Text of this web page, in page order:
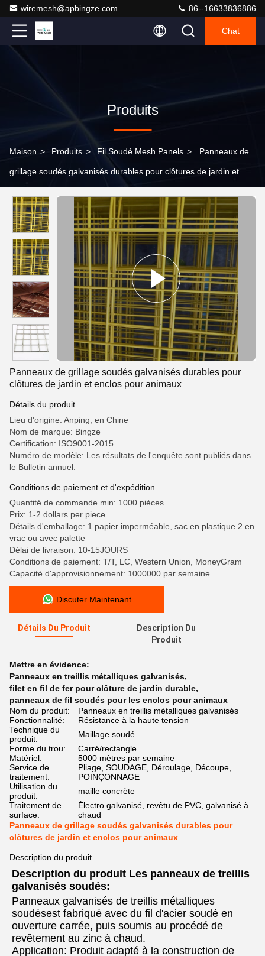
wiremesh@apbingze.com 86--16633836886
Chat
Produits
Maison > Produits > Fil Soudé Mesh Panels > Panneaux de
grillage soudés galvanisés durables pour clôtures de jardin et
Panneaux de grillage soudés galvanisés durables pour
clôtures de jardin et enclos pour animaux
Détails du produit
Lieu d'origine: Anping, en Chine
Nom de marque: Bingze
Certification: ISO9001-2015
Numéro de modèle: Les résultats de l'enquête sont publiés dans
le Bulletin annuel.
Conditions de paiement et d'expédition
Quantité de commande min: 1000 pièces
Prix: 1-2 dollars per piece
Détails d'emballage: 1.papier imperméable, sac en plastique 2.en
vrac ou avec palette
Délai de livraison: 10-15JOURS
Conditions de paiement: T/T, LC, Western Union, MoneyGram
Capacité d'approvisionnement: 1000000 par semaine
Discuter Maintenant
Détails Du Produit
Description Du
Produit
Mettre en évidence:
Panneaux en treillis métalliques galvanisés,
filet en fil de fer pour clôture de jardin durable,
panneaux de fil soudés pour les enclos pour animaux
Nom du produit:
Panneaux en treillis métalliques galvanisés
Fonctionnalité:
Résistance à la haute tension
Technique du
produit:
Maillage soudé
Forme du trou:
Carré/rectangle
Matériel:
5000 mètres par semaine
Service de
traitement:
Pliage, SOUDAGE, Déroulage, Découpe,
POINÇONNAGE
Utilisation du
produit:
maille concrète
Traitement de
surface:
Électro galvanisé, revêtu de PVC, galvanisé à
chaud
Panneaux de grillage soudés galvanisés durables pour
clôtures de jardin et enclos pour animaux
Description du produit
Description du produit Les panneaux de treillis
galvanisés soudés:
Panneaux galvanisés de treillis métalliques
soudésest fabriqué avec du fil d'acier soudé en
ouverture carrée, puis soumis au procédé de
revêtement au zinc à chaud.
Application: Produit adapté à la construction de